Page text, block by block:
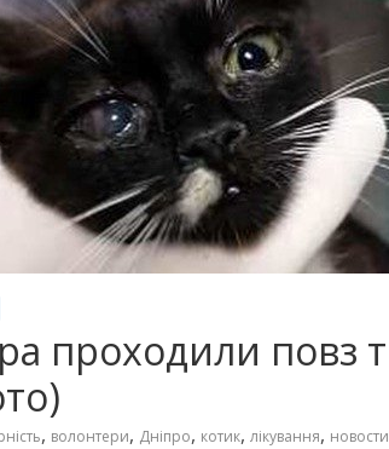
проходили повз
, волонтери, Дніпро, котик, лікування,